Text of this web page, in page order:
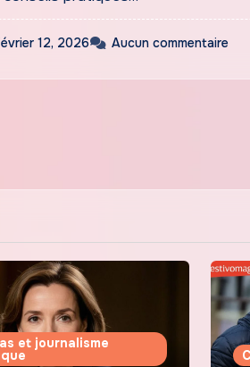
12, 2026 Aucun commentaire
et journalisme